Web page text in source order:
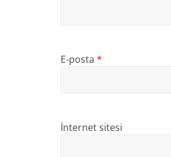
E-posta *
İnternet sitesi